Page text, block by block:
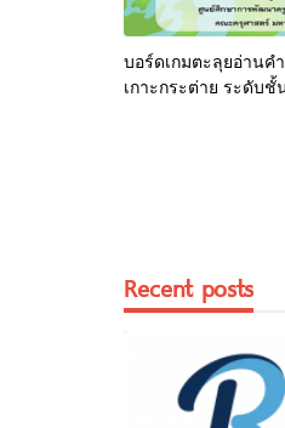
บอร์ดเกมตะลุยอ่าน
เกาะกระต่าย ระดับ
Recent posts